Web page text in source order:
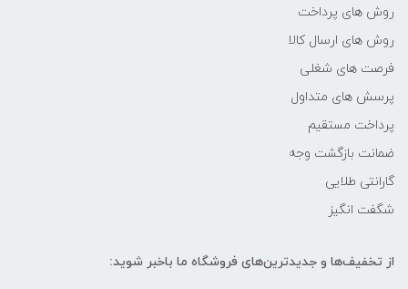
روش های پرداخت
روش های ارسال کالا
فرصت های شغلی
پرسش های متداول
پرداخت مستقیم
ضمانت بازگشت وجه
گارانتی طلایی
شگفت انگیز
از تخفیف‌ها و جدیدترین‌های فروشگاه ما باخبر شوید: